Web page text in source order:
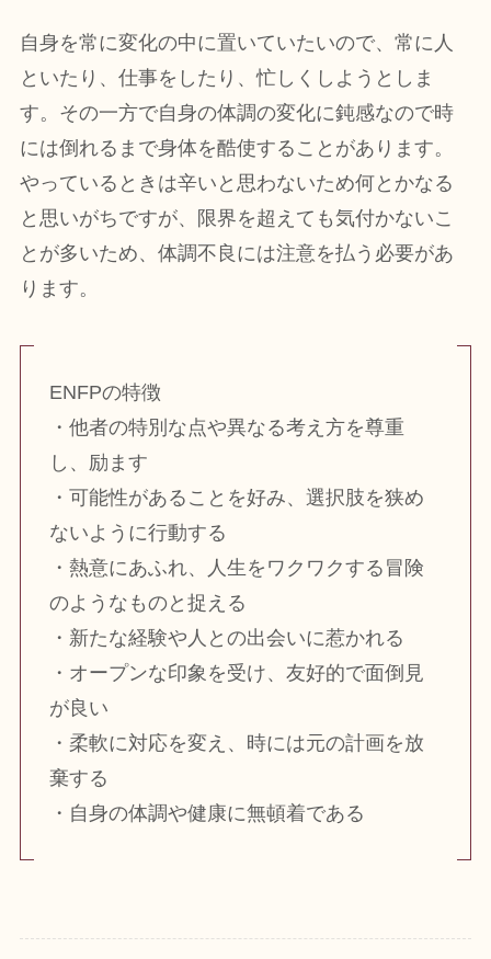
自身を常に変化の中に置いていたいので、常に人
といたり、仕事をしたり、忙しくしようとしま
す。その一方で自身の体調の変化に鈍感なので時
には倒れるまで身体を酷使することがあります。
やっているときは辛いと思わないため何とかなる
と思いがちですが、限界を超えても気付かないこ
とが多いため、体調不良には注意を払う必要があ
ります。
ENFPの特徴
・他者の特別な点や異なる考え方を尊重
し、励ます
・可能性があることを好み、選択肢を狭め
ないように行動する
・熱意にあふれ、人生をワクワクする冒険
のようなものと捉える
・新たな経験や人との出会いに惹かれる
・オープンな印象を受け、友好的で面倒見
が良い
・柔軟に対応を変え、時には元の計画を放
棄する
・自身の体調や健康に無頓着である